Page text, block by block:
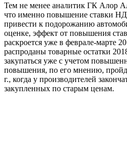
Тем не менее аналитик ГК Алор
что именно повышение ставки
привести к подорожанию
оценке, эффект от повышения
раскроется уже в феврале-марте
распроданы товарные остатки
закупаться уже с учетом
повышения, по его мнению,
г., когда у производителей
закупленных по старым ценам.